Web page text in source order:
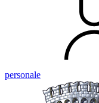
personale